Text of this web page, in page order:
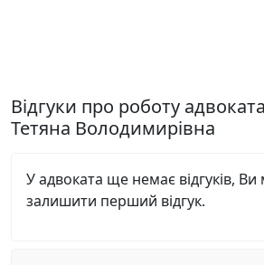
Відгуки про роботу
Тетяна Володимирівна
У адвоката ще немає відгуків,
залишити перший відгук.